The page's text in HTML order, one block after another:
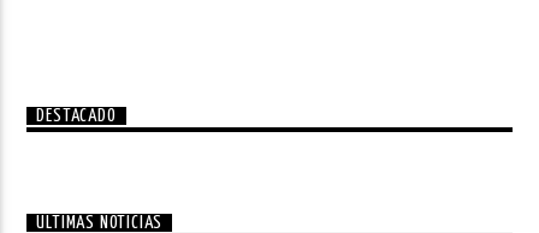
DESTACADO
ÚLTIMAS NOTICIAS